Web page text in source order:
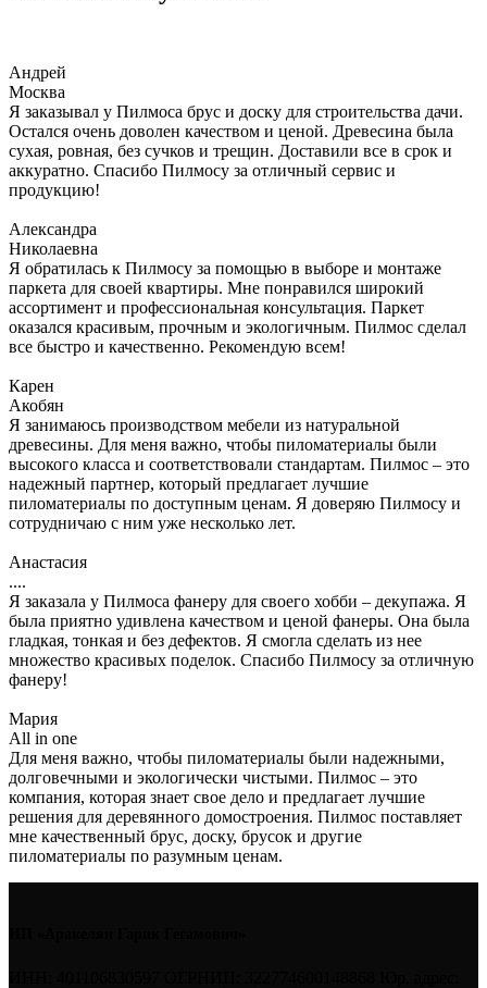
Андрей
Москва
Я заказывал у Пилмоса брус и доску для строительства дачи.
Остался очень доволен качеством и ценой. Древесина была
сухая, ровная, без сучков и трещин. Доставили все в срок и
аккуратно. Спасибо Пилмосу за отличный сервис и
продукцию!
Александра
Николаевна
Я обратилась к Пилмосу за помощью в выборе и монтаже
паркета для своей квартиры. Мне понравился широкий
ассортимент и профессиональная консультация. Паркет
оказался красивым, прочным и экологичным. Пилмос сделал
все быстро и качественно. Рекомендую всем!
Карен
Акобян
Я занимаюсь производством мебели из натуральной
древесины. Для меня важно, чтобы пиломатериалы были
высокого класса и соответствовали стандартам. Пилмос – это
надежный партнер, который предлагает лучшие
пиломатериалы по доступным ценам. Я доверяю Пилмосу и
сотрудничаю с ним уже несколько лет.
Анастасия
....
Я заказала у Пилмоса фанеру для своего хобби – декупажа. Я
была приятно удивлена качеством и ценой фанеры. Она была
гладкая, тонкая и без дефектов. Я смогла сделать из нее
множество красивых поделок. Спасибо Пилмосу за отличную
фанеру!
Мария
All in one
Для меня важно, чтобы пиломатериалы были надежными,
долговечными и экологически чистыми. Пилмос – это
компания, которая знает свое дело и предлагает лучшие
решения для деревянного домостроения. Пилмос поставляет
мне качественный брус, доску, брусок и другие
пиломатериалы по разумным ценам.